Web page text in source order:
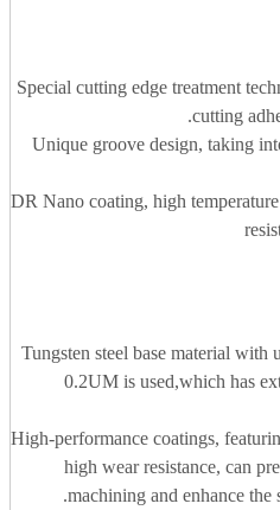
Special cutting edge treatment
cutting
Unique groove design, taking
DR Nano coating, high
Tungsten steel base material
0.2UM is used,which has
High-performance coatings,
high wear resistance, can
machining and enhance